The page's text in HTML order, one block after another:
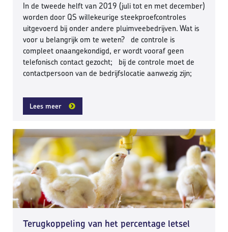
In de tweede helft van 2019 (juli tot en met december)
worden door QS willekeurige steekproefcontroles
uitgevoerd bij onder andere pluimveebedrijven. Wat is
voor u belangrijk om te weten? de controle is
compleet onaangekondigd, er wordt vooraf geen
telefonisch contact gezocht; bij de controle moet de
contactpersoon van de bedrijfslocatie aanwezig zijn;
Lees meer
Terugkoppeling van het percentage letsel